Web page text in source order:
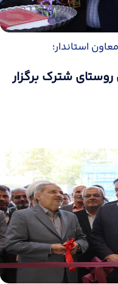
استاندار؛
روستای شترک برگزار